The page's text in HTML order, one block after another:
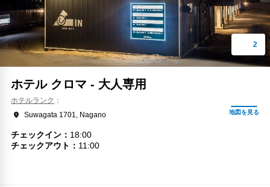
ホテル クロマ - 大人専用
ホテルランク
Suwagata 1701, Nagano
チェックイン
18:00
チェックアウト
11:00